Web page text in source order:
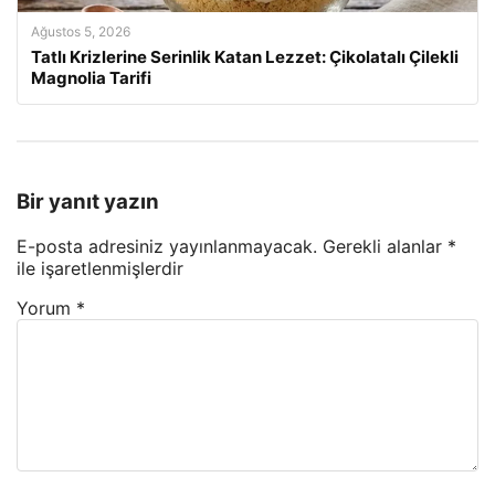
Ağustos 5, 2026
Tatlı Krizlerine Serinlik Katan Lezzet: Çikolatalı Çilekli
Magnolia Tarifi
Bir yanıt yazın
E-posta adresiniz yayınlanmayacak. Gerekli alanlar *
ile işaretlenmişlerdir
Yorum *